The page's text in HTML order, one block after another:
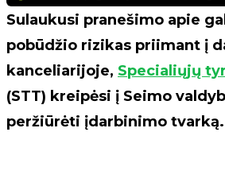
Sulaukusi pranešimo apie
pobūdžio rizikas priimant į
kanceliarijoje, Specialiųjų
(STT) kreipėsi į Seimo
peržiūrėti įdarbinimo tvarką.